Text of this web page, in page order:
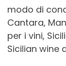
modo di
Cantara,
per i vini,
Sicilian wine